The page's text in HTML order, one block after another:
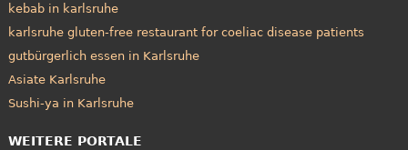
kebab in karlsruhe
karlsruhe gluten-free restaurant for coeliac disease patients
gutbürgerlich essen in Karlsruhe
Asiate Karlsruhe
Sushi-ya in Karlsruhe
WEITERE PORTALE